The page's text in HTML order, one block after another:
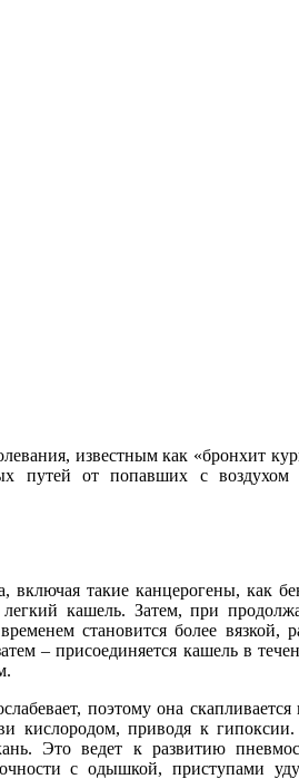
известным как «бронхит
путей от попавших с
включая такие канцерогены, как
кашель. Затем, при
становится более вязкой,
– присоединяется кашель в
поэтому она
кислородом, приводя к
Это ведет к развитию
с одышкой, приступами